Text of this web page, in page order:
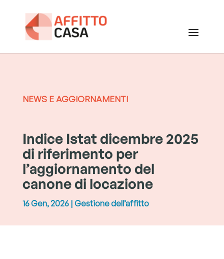
NEWS E AGGIORNAMENTI
Indice Istat dicembre 2025
di riferimento per
l’aggiornamento del
canone di locazione
16 Gen, 2026| Gestione dell’affitto